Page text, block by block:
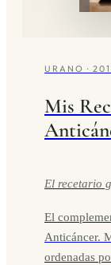
URANO ·
Mis
El recetario
El
Anticáncer.
ordenadas